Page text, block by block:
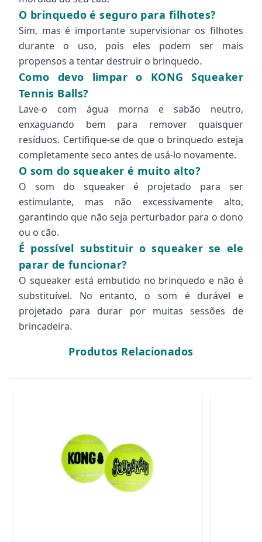
O brinquedo é seguro para filhotes?
Sim, mas é importante supervisionar os filhotes
durante o uso, pois eles podem ser mais
propensos a tentar destruir o brinquedo.
Como devo limpar o KONG Squeaker
Tennis Balls?
Lave-o com água morna e sabão neutro,
enxaguando bem para remover quaisquer
resíduos. Certifique-se de que o brinquedo esteja
completamente seco antes de usá-lo novamente.
O som do squeaker é muito alto?
O som do squeaker é projetado para ser
estimulante, mas não excessivamente alto,
garantindo que não seja perturbador para o dono
ou o cão.
É possível substituir o squeaker se ele
parar de funcionar?
O squeaker está embutido no brinquedo e não é
substituível. No entanto, o som é durável e
projetado para durar por muitas sessões de
brincadeira.
Produtos Relacionados